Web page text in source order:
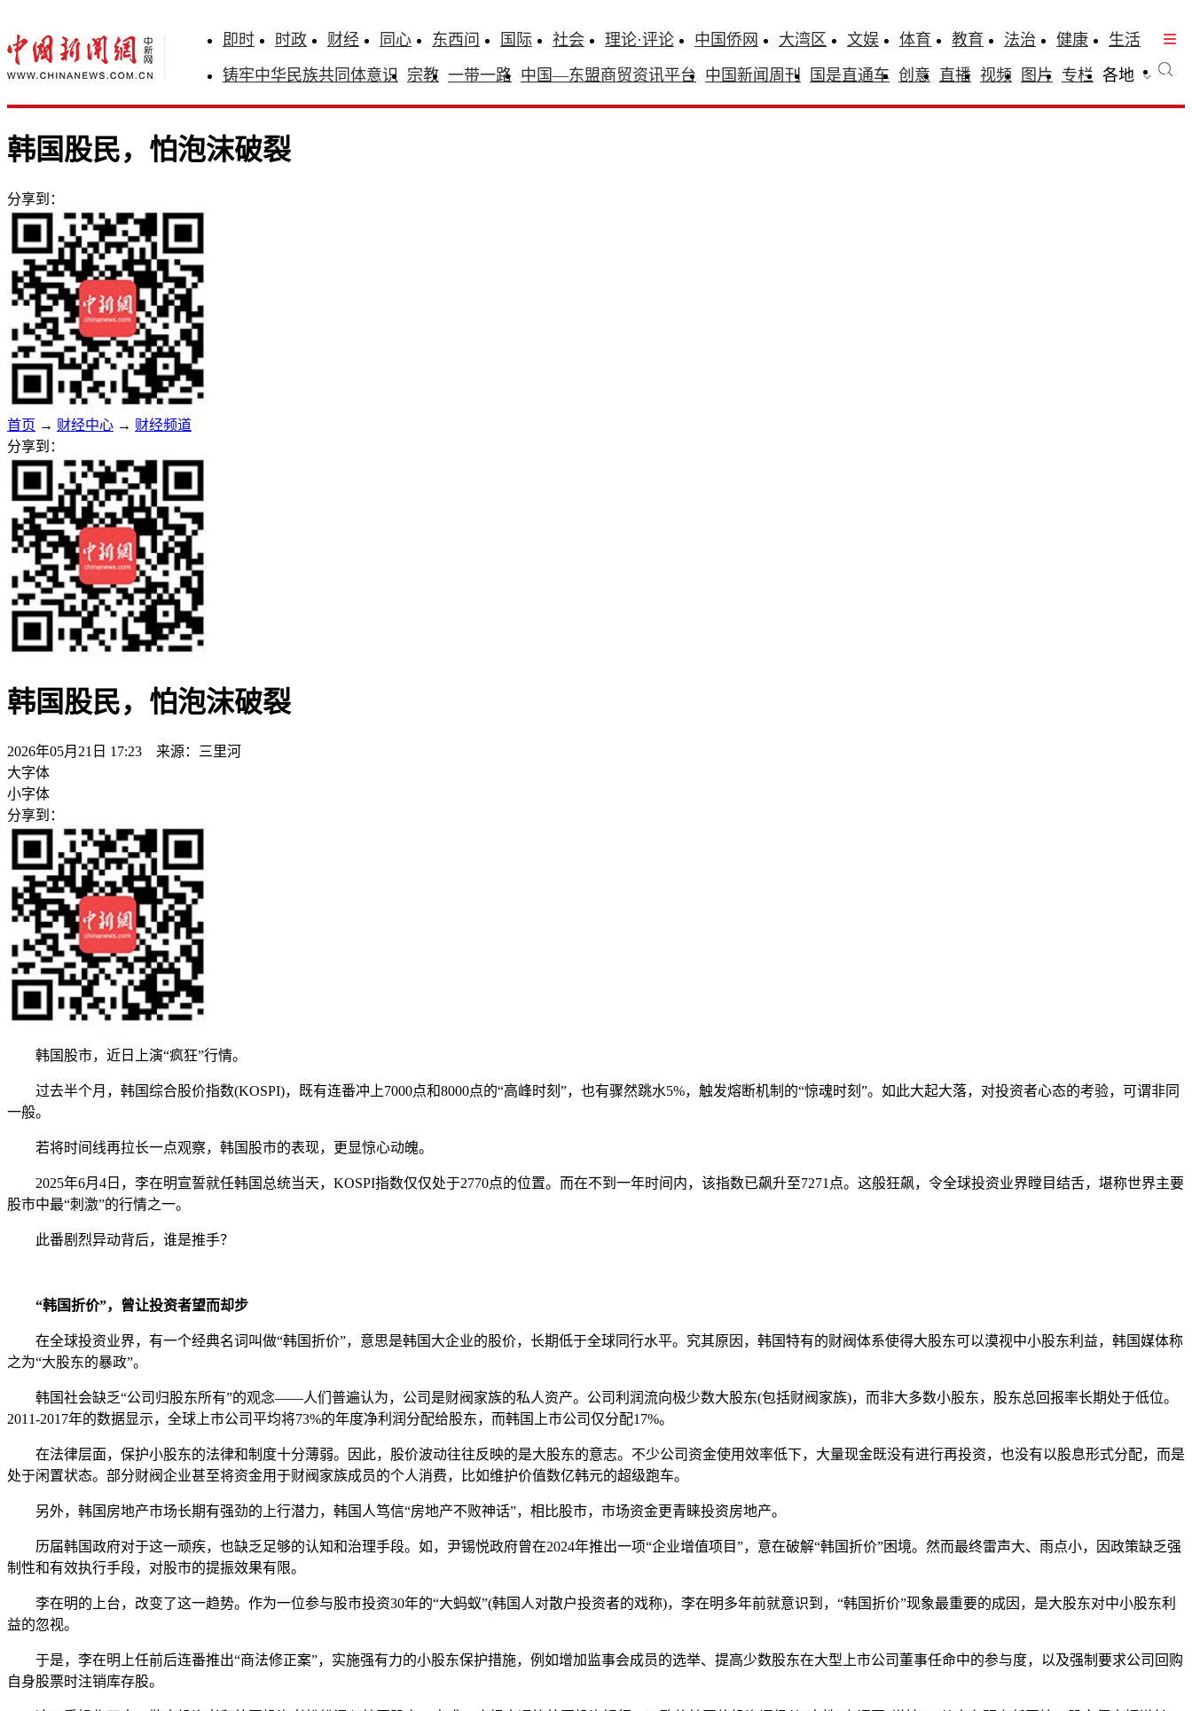
即时 时政 财经 同心 东西问 国际 社会 理论·评论 中国侨网 大湾区 文娱 体育 教育 法治 健康
生活
铸牢中华民族共同体意识 宗教 一带一路 中国—东盟商贸资讯平台 中国新闻周刊 国是直通车 创意 直播 视频 图片 专栏 各地
韩国股民，怕泡沫破裂
分享到：
首页 → 财经中心 → 财经频道
分享到：
韩国股民，怕泡沫破裂
2026年05月21日 17:23 来源：三里河
大字体
小字体
分享到：
韩国股市，近日上演“疯狂”行情。
过去半个月，韩国综合股价指数(KOSPI)，既有连番冲上7000点和8000点的“高峰时刻”，也有骤然跳水5%，触发熔断机制的“惊魂时刻”。如此大起大落，对投资者心态的考验，可谓非同
一般。
若将时间线再拉长一点观察，韩国股市的表现，更显惊心动魄。
2025年6月4日，李在明宣誓就任韩国总统当天，KOSPI指数仅仅处于2770点的位置。而在不到一年时间内，该指数已飙升至7271点。这般狂飙，令全球投资业界瞠目结舌，堪称世界主要
股市中最“刺激”的行情之一。
此番剧烈异动背后，谁是推手？
“韩国折价”，曾让投资者望而却步
在全球投资业界，有一个经典名词叫做“韩国折价”，意思是韩国大企业的股价，长期低于全球同行水平。究其原因，韩国特有的财阀体系使得大股东可以漠视中小股东利益，韩国媒体称
之为“大股东的暴政”。
韩国社会缺乏“公司归股东所有”的观念——人们普遍认为，公司是财阀家族的私人资产。公司利润流向极少数大股东(包括财阀家族)，而非大多数小股东，股东总回报率长期处于低位。
2011-2017年的数据显示，全球上市公司平均将73%的年度净利润分配给股东，而韩国上市公司仅分配17%。
在法律层面，保护小股东的法律和制度十分薄弱。因此，股价波动往往反映的是大股东的意志。不少公司资金使用效率低下，大量现金既没有进行再投资，也没有以股息形式分配，而是
处于闲置状态。部分财阀企业甚至将资金用于财阀家族成员的个人消费，比如维护价值数亿韩元的超级跑车。
另外，韩国房地产市场长期有强劲的上行潜力，韩国人笃信“房地产不败神话”，相比股市，市场资金更青睐投资房地产。
历届韩国政府对于这一顽疾，也缺乏足够的认知和治理手段。如，尹锡悦政府曾在2024年推出一项“企业增值项目”，意在破解“韩国折价”困境。然而最终雷声大、雨点小，因政策缺乏强
制性和有效执行手段，对股市的提振效果有限。
李在明的上台，改变了这一趋势。作为一位参与股市投资30年的“大蚂蚁”(韩国人对散户投资者的戏称)，李在明多年前就意识到，“韩国折价”现象最重要的成因，是大股东对中小股东利
益的忽视。
于是，李在明上任前后连番推出“商法修正案”，实施强有力的小股东保护措施，例如增加监事会成员的选举、提高少数股东在大型上市公司董事任命中的参与度，以及强制要求公司回购
自身股票时注销库存股。